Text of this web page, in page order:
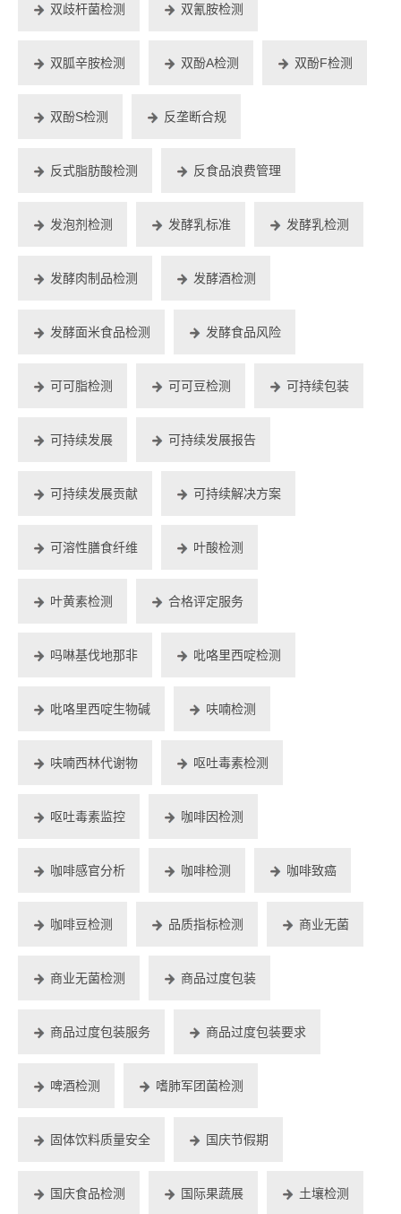
双歧杆菌检测 双氰胺检测
双胍辛胺检测 双酚A检测 双酚F检测
双酚S检测 反垄断合规
反式脂肪酸检测 反食品浪费管理
发泡剂检测 发酵乳标准 发酵乳检测
发酵肉制品检测 发酵酒检测
发酵面米食品检测 发酵食品风险
可可脂检测 可可豆检测 可持续包装
可持续发展 可持续发展报告
可持续发展贡献 可持续解决方案
可溶性膳食纤维 叶酸检测
叶黄素检测 合格评定服务
吗啉基伐地那非 吡咯里西啶检测
吡咯里西啶生物碱 呋喃检测
呋喃西林代谢物 呕吐毒素检测
呕吐毒素监控 咖啡因检测
咖啡感官分析 咖啡检测 咖啡致癌
咖啡豆检测 品质指标检测 商业无菌
商业无菌检测 商品过度包装
商品过度包装服务 商品过度包装要求
啤酒检测 嗜肺军团菌检测
固体饮料质量安全 国庆节假期
国庆食品检测 国际果蔬展 土壤检测